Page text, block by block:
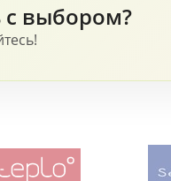
выбором?